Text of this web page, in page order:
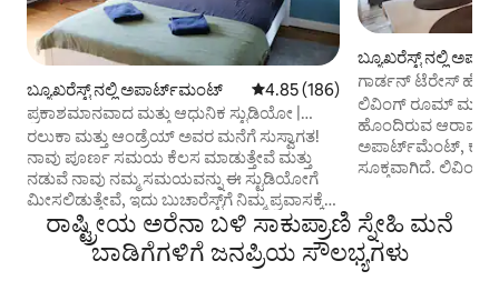
ಬ್ಯೂಖರೆಸ್ಟ್ ನಲ್ಲಿ ಅಪಾರ್ಟ್‌ಮಂಟ್ 5 ರಲ್ಲಿ 4.85 ಸರಾಸರಿ ರೇಟಿಂಗ್, 186
4.85 (186)
ಪ್ರಕಾಶಮಾನವಾದ ಮತ್ತು ಆಧುನಿಕ ಸ್ಟುಡಿಯೋ |
ಉಚಿತ ನೆಟ್‌ಫ್ಲಿಕ್ಸ್
ರಲುಕಾ ಮತ್ತು ಆಂಡ್ರೆಯ್ ಅವರ ಮನೆಗೆ ಸುಸ್ವಾಗತ!
ನಾವು ಪೂರ್ಣ ಸಮಯ ಕೆಲಸ ಮಾಡುತ್ತೇವೆ ಮತ್ತು
ನಡುವೆ ನಾವು ನಮ್ಮ ಸಮಯವನ್ನು ಈ ಸ್ಟುಡಿಯೋಗೆ
ಮೀಸಲಿಡುತ್ತೇವೆ, ಇದು ಬುಚಾರೆಸ್ಟ್‌ಗೆ ನಿಮ್ಮ ಪ್ರವಾಸಕ್ಕೆ
ಆರಾಮದಾಯಕ ಮತ್ತು ಆಹ್ಲಾದಕರ ವಾಸ್ತವ್ಯವಾಗಲಿದೆ
ಎಂದು ನಾವು ಭಾವಿಸುತ್ತೇವೆ. ಉಚಿತ ನೆಟ್‌ಫ್ಲಿಕ್ಸ್,
ಸಂಪೂರ್ಣ ಸುಸಜ್ಜಿತ ಅಡುಗೆಮನೆ, ಸ್ವಚ್ಛವಾದ
ಬ್ಯೂಖರೆಸ್ಟ್ ನಲ್ಲಿ
ಗಾರ್ಡನ್ ಟೆರೇಸ್
ಅಪಾರ್ಟ್‌ಮೆಂಟ್
ಲಿವಿಂಗ್ ರೂಮ್ ಮತ್ತು
ಹೊಂದಿರುವ
ಅಪಾರ್ಟ್‌ಮೆಂಟ್,
ಸೂಕ್ತವಾಗಿದೆ. ಲಿವಿಂಗ್
ಹುಲ್ಲುಹಾಸು, ಬೆಂಚ್
ಹೊಂದಿರುವ ಖಾಸಗಿ
ಕಾಫಿ ಕುಡಿಯಲು
ಸೂಕ್ತವಾಗಿದೆ. ನೀವು
ರಾಷ್ಟ್ರೀಯ ಅರೆನಾ ಬಳಿ ಸಾಕುಪ್ರಾಣಿ ಸ್ನೇಹಿ ಮನೆ
ಬಾಡಿಗೆಗಳಿಗೆ ಜನಪ್ರಿಯ ಸೌಲಭ್ಯಗಳು